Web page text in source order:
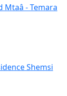
Mtaâ - Temara
Shemsi